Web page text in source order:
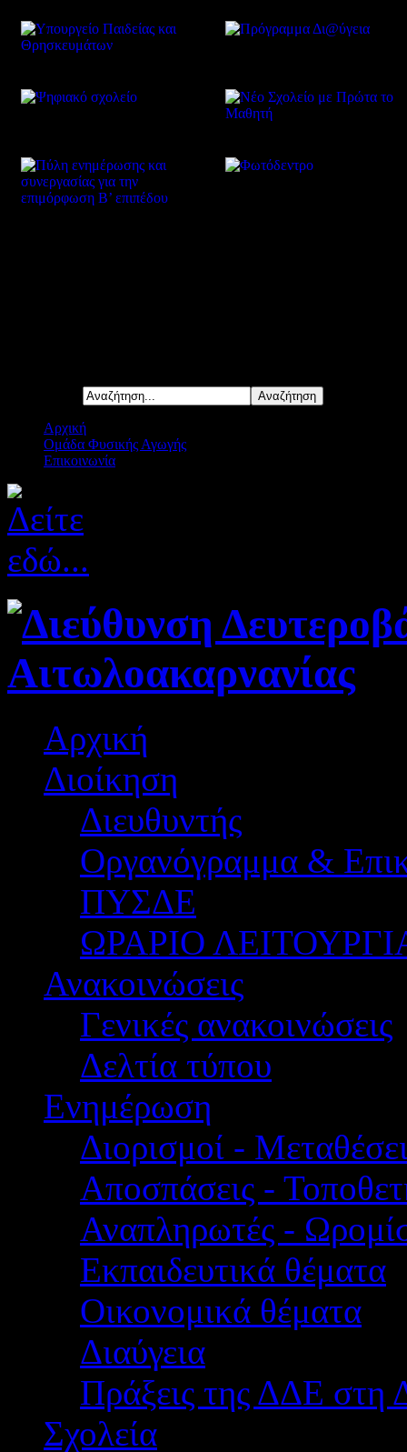
Αρχική
Ομάδα Φυσικής Αγωγής
Επικοινωνία
Αρχική
Διοίκηση
Διευθυντής
Οργανόγραμμα &
ΠΥΣΔΕ
ΩΡΑΡΙΟ
Ανακοινώσεις
Γενικές ανακοινώσεις
Δελτία τύπου
Ενημέρωση
Διορισμοί -
Αποσπάσεις -
Αναπληρωτές -
Εκπαιδευτικά θέματα
Οικονομικά θέματα
Διαύγεια
Πράξεις της ΔΔΕ στη
Σχολεία